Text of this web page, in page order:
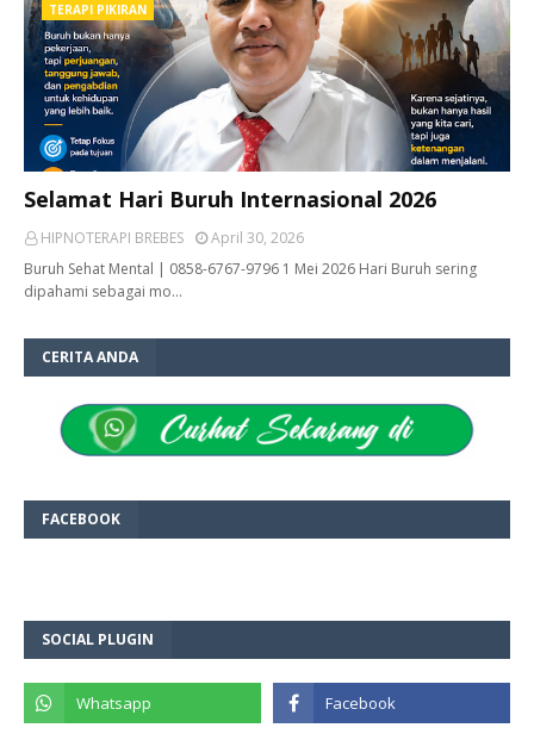
TERAPI PIKIRAN
Selamat Hari Buruh Internasional 2026
HIPNOTERAPI BREBES
April 30, 2026
Buruh Sehat Mental | 0858-6767-9796 1 Mei 2026 Hari Buruh sering
dipahami sebagai mo…
CERITA ANDA
FACEBOOK
SOCIAL PLUGIN